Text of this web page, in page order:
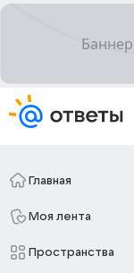
Главная
Моя лента
Пространства